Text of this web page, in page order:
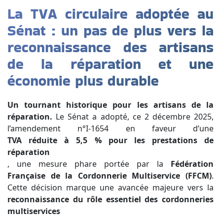
La TVA circulaire adoptée au
Sénat : un pas de plus vers la
reconnaissance des artisans
de la réparation et une
économie plus durable
Un tournant historique pour les artisans de la
réparation. Le Sénat a adopté, ce 2 décembre 2025,
l’amendement n°I-1654 en faveur d’une
TVA réduite à 5,5 % pour les prestations de
réparation
, une mesure phare portée par la Fédération
Française de la Cordonnerie Multiservice (FFCM).
Cette décision marque une avancée majeure vers la
reconnaissance du rôle essentiel des cordonneries
multiservices